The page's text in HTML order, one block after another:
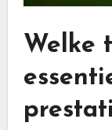
Welke